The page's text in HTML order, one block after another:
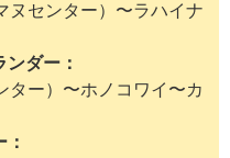
ヌセンター）〜ラハイナ
ンダー
ター）〜ホノコワイ〜カ